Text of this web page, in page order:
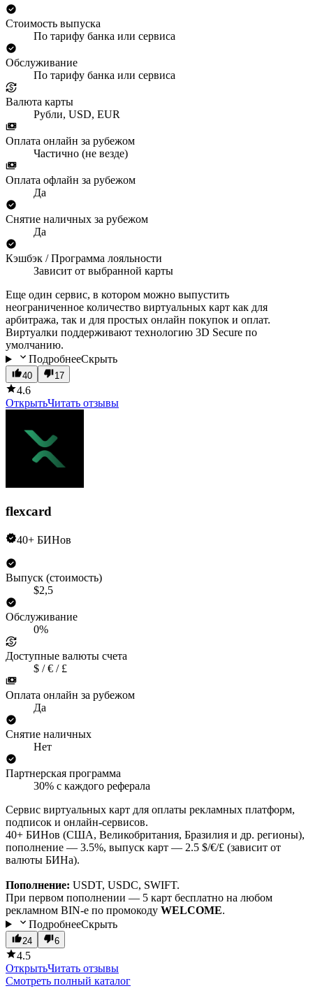
Стоимость выпуска
По тарифу банка или сервиса
Обслуживание
По тарифу банка или сервиса
Валюта карты
Рубли, USD, EUR
Оплата онлайн за рубежом
Частично (не везде)
Оплата офлайн за рубежом
Да
Снятие наличных за рубежом
Да
Кэшбэк / Программа лояльности
Зависит от выбранной карты
Еще один сервис, в котором можно выпустить
неограниченное количество виртуальных карт как для
арбитража, так и для простых онлайн покупок и оплат.
Виртуалки поддерживают технологию 3D Secure по
умолчанию.
ПодробнееСкрыть
40 17
4.6
ОткрытьЧитать отзывы
flexcard
40+ БИНов
Выпуск (стоимость)
$2,5
Обслуживание
0%
Доступные валюты счета
$ / € / £
Оплата онлайн за рубежом
Да
Снятие наличных
Нет
Партнерская программа
30% с каждого реферала
Сервис виртуальных карт для оплаты рекламных платформ,
подписок и онлайн-сервисов.
40+ БИНов (США, Великобритания, Бразилия и др. регионы),
пополнение — 3.5%, выпуск карт — 2.5 $/€/£ (зависит от
валюты БИНа).
Пополнение: USDT, USDC, SWIFT.
При первом пополнении — 5 карт бесплатно на любом
рекламном BIN-е по промокоду WELCOME.
ПодробнееСкрыть
24 6
4.5
ОткрытьЧитать отзывы
Смотреть полный каталог